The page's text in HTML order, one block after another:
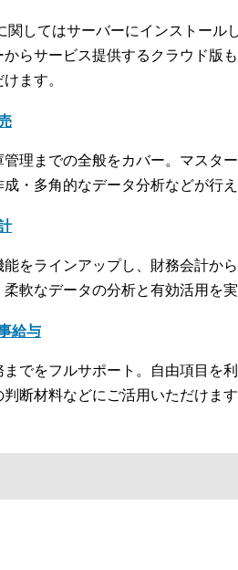
関してはサーバーにインストール
らサービス提供するクラウド版
ます。
理までの全般をカバー。マスタ
・多角的なデータ分析などが行え
をラインアップし、財務会計か
軟なデータの分析と有効活用を実
給与
でをフルサポート。自由項目を
断材料などにご活用いただけます